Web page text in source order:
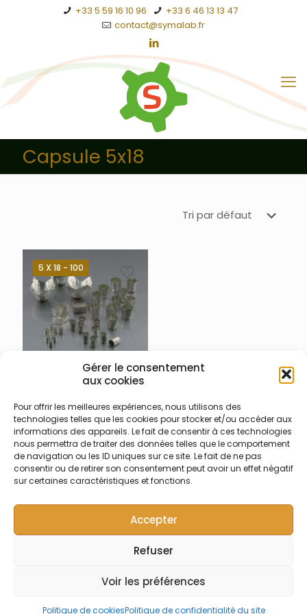
Gérer le consentement
aux cookies
Pour offrir les meilleures expériences, nous utilisons des
technologies telles que les cookies pour stocker et/ou accéder aux
informations des appareils. Le fait de consentir à ces technologies
nous permettra de traiter des données telles que le comportement
de navigation ou les ID uniques sur ce site. Le fait de ne pas
consentir ou de retirer son consentement peut avoir un effet négatif
sur certaines caractéristiques et fonctions.
Accepter
Refuser
Voir les préférences
Politique de cookiesPolitique de confidentialité du site
+33 5 59 16 10 96
+33 6 46 13 13 47
contact@symalab.fr
Capsule 5x18
5 X 18 - 100
étain liquides 5 x 18
Capsules lisses en étain 5 x
18 mm (0,35 ml) en boite
noire plastique